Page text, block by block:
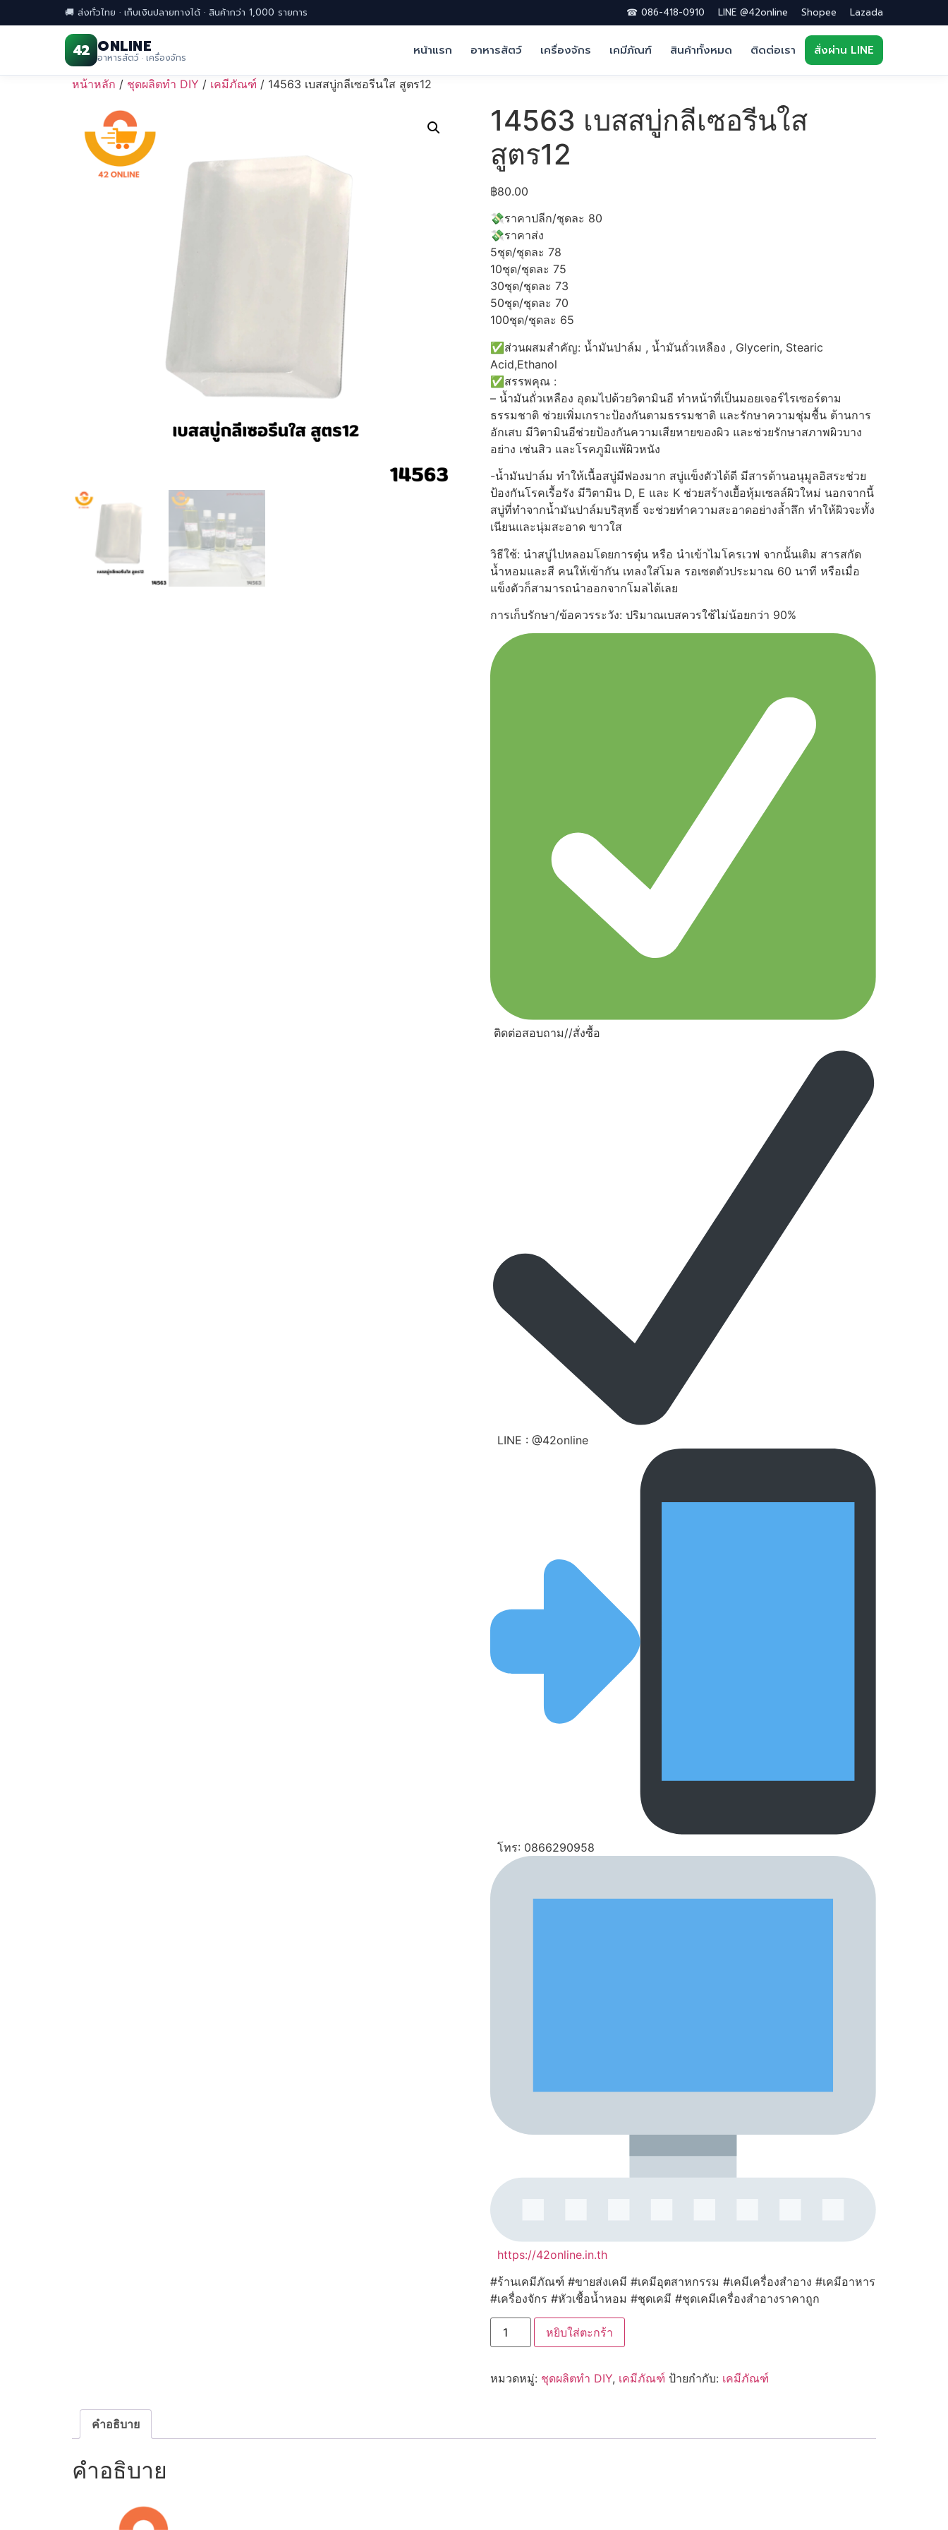
🚚 ส่งทั่วไทย · เก็บเงินปลายทางได้ · สินค้ากว่า 1,000 รายการ ☎ 086-418-0910 LINE @42online Shopee Lazada
42 ONLINE
อาหารสัตว์ · เครื่องจักร หน้าแรก อาหารสัตว์ เครื่องจักร เคมีภัณฑ์ สินค้าทั้งหมด ติดต่อเรา สั่งผ่าน LINE
หน้าหลัก / ชุดผลิตทำ DIY / เคมีภัณฑ์ / 14563 เบสสบู่กลีเซอรีนใส สูตร12
14563 เบสสบู่กลีเซอรีนใส
สูตร12
฿80.00
💸ราคาปลีก/ชุดละ 80
💸ราคาส่ง
5ชุด/ชุดละ 78
10ชุด/ชุดละ 75
30ชุด/ชุดละ 73
50ชุด/ชุดละ 70
100ชุด/ชุดละ 65
✅ส่วนผสมสำคัญ: น้ำมันปาล์ม , น้ำมันถั่วเหลือง , Glycerin, Stearic
Acid,Ethanol
✅สรรพคุณ :
– น้ำมันถั่วเหลือง อุดมไปด้วยวิตามินอี ทำหน้าที่เป็นมอยเจอร์ไรเซอร์ตาม
ธรรมชาติ ช่วยเพิ่มเกราะป้องกันตามธรรมชาติ และรักษาความชุ่มชื้น ต้านการ
อักเสบ มีวิตามินอีช่วยป้องกันความเสียหายของผิว และช่วยรักษาสภาพผิวบาง
อย่าง เช่นสิว และโรคภูมิแพ้ผิวหนัง
-น้ำมันปาล์ม ทำให้เนื้อสบู่มีฟองมาก สบู่แข็งตัวได้ดี มีสารต้านอนุมูลอิสระช่วย
ป้องกันโรคเรื้อรัง มีวิตามิน D, E และ K ช่วยสร้างเยื้อหุ้มเซลล์ผิวใหม่ นอกจากนี้
สบู่ที่ทำจากน้ำมันปาล์มบริสุทธิ์ จะช่วยทำความสะอาดอย่างล้ำลึก ทำให้ผิวจะทั้ง
เนียนและนุ่มสะอาด ขาวใส
วิธีใช้: นำสบู่ไปหลอมโดยการตุ๋น หรือ นำเข้าไมโครเวฟ จากนั้นเติม สารสกัด
น้ำหอมและสี คนให้เข้ากัน เทลงใส่โมล รอเซตตัวประมาณ 60 นาที หรือเมื่อ
แข็งตัวก็สามารถนำออกจากโมลได้เลย
การเก็บรักษา/ข้อควรระวัง: ปริมาณเบสควรใช้ไม่น้อยกว่า 90%
ติดต่อสอบถาม//สั่งซื้อ
LINE : @42online
โทร: 0866290958
https://42online.in.th
#ร้านเคมีภัณฑ์ #ขายส่งเคมี #เคมีอุตสาหกรรม #เคมีเครื่องสำอาง #เคมีอาหาร
#เครื่องจักร #หัวเชื้อน้ำหอม #ชุดเคมี #ชุดเคมีเครื่องสำอางราคาถูก
จำนวน
14563
เบส
เซ
หยิบใส่ตะกร้า
หมวดหมู่: ชุดผลิตทำ DIY, เคมีภัณฑ์ ป้ายกำกับ: เคมีภัณฑ์
คำอธิบาย
คำอธิบาย